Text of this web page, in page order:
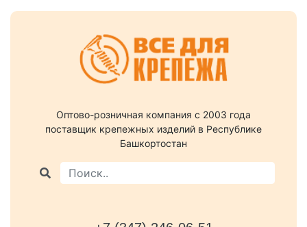
Оптово-розничная компания c 2003 года
поставщик крепежных изделий в Республике
Башкортостан